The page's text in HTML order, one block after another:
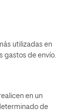
utilizadas en
gastos de envío.
en un
de